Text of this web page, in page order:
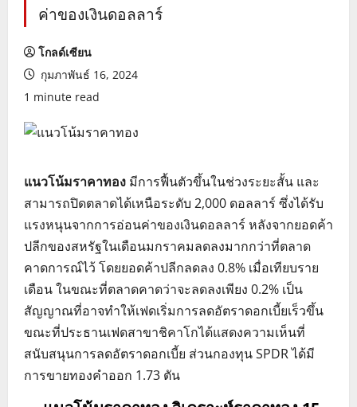
ค่าของเงินดอลลาร์
โกลด์เซียน
กุมภาพันธ์ 16, 2024
1 minute read
แนวโน้มราคาทอง มีการฟื้นตัวขึ้นในช่วงระยะสั้น และ
สามารถปิดตลาดได้เหนือระดับ 2,000 ดอลลาร์ ซึ่งได้รับ
แรงหนุนจากการอ่อนค่าของเงินดอลลาร์ หลังจากยอดค้า
ปลีกของสหรัฐในเดือนมกราคมลดลงมากกว่าที่ตลาด
คาดการณ์ไว้ โดยยอดค้าปลีกลดลง 0.8% เมื่อเทียบราย
เดือน ในขณะที่ตลาดคาดว่าจะลดลงเพียง 0.2% เป็น
สัญญาณที่อาจทำให้เฟดเริ่มการลดอัตราดอกเบี้ยเร็วขึ้น
ขณะที่ประธานเฟดสาขาชิคาโกได้แสดงความเห็นที่
สนับสนุนการลดอัตราดอกเบี้ย ส่วนกองทุน SPDR ได้มี
การขายทองคำออก 1.73 ตัน